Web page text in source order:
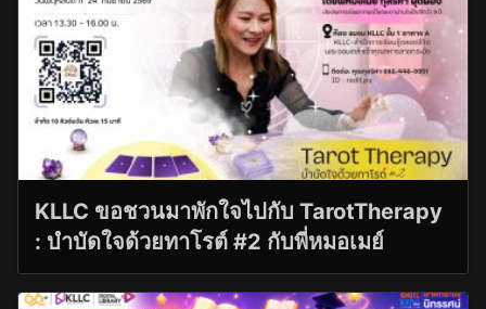
KLLC ขอชวนมาพักใจไปกับ TarotTherapy
: บำบัดใจด้วยทาโรต์ #2 กับพี่หมอเมย์